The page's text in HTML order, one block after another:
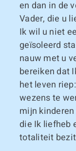
en dan in de
Vader, die u
Ik wil u niet
geïsoleerd
nauw met u
bereiken dat
het leven
wezens te
mijn
die Ik liefheb
totaliteit